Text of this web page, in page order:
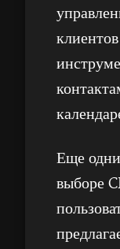
Еще
выборе